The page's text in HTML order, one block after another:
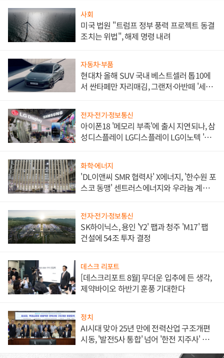
사회
미국 법원 "트럼프 정부 풍력 프로젝트 동결
조치는 위법", 해제 명령 내려
자동차·부품
현대차 올해 SUV 국내 베스트셀러 톱10에
서 싼타페만 자리매김, 그랜저·아반떼 '세단
전자·전기·정보통신
아이폰18 '메모리 부족'에 출시 지연되나, 삼
성디스플레이 LG디스플레이 LG이노텍 '탈
화학·에너지
'DL이앤씨 SMR 협력사' X에너지, '한수원 포
스코 동맹' 센트러스에너지와 우라늄 계약
전자·전기·정보통신
SK하이닉스, 용인 'Y2' 팹과 청주 'M17' 팹
건설에 54조 투자 결정
데스크 리포트
[데스크리포트 8월] 무더운 입추에 든 생각,
제약바이오 하반기 훈풍 기대한다
정치
AI시대 맞아 25년 만에 전력산업 구조개편
시동, '발전5사 통합' 넘어 '한전 지주사' 재편